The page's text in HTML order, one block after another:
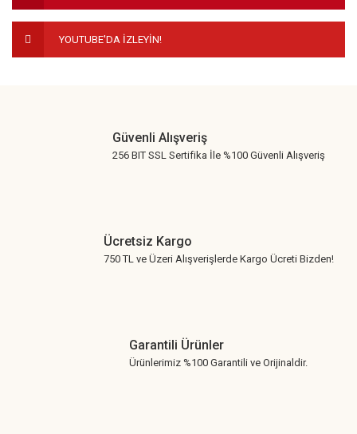
YOUTUBE'DA İZLEYİN!
Güvenli Alışveriş
256 BIT SSL Sertifika İle %100 Güvenli Alışveriş
Ücretsiz Kargo
750 TL ve Üzeri Alışverişlerde Kargo Ücreti Bizden!
Garantili Ürünler
Ürünlerimiz %100 Garantili ve Orijinaldir.